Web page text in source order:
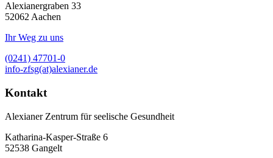
Alexianergraben 33
52062 Aachen
Ihr Weg zu uns
(0241) 47701-0
info-zfsg(at)alexianer.de
Kontakt
Alexianer Zentrum für seelische Gesundheit
Katharina-Kasper-Straße 6
52538 Gangelt